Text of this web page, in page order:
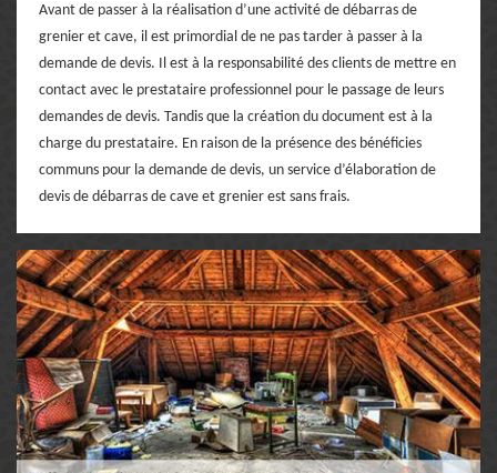
Avant de passer à la réalisation d’une activité de débarras de
grenier et cave, il est primordial de ne pas tarder à passer à la
demande de devis. Il est à la responsabilité des clients de mettre en
contact avec le prestataire professionnel pour le passage de leurs
demandes de devis. Tandis que la création du document est à la
charge du prestataire. En raison de la présence des bénéficies
communs pour la demande de devis, un service d’élaboration de
devis de débarras de cave et grenier est sans frais.